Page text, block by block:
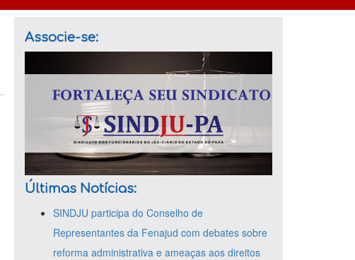
Associe-se:
Últimas Notícias:
SINDJU participa do Conselho de
Representantes da Fenajud com debates sobre
reforma administrativa e ameaças aos direitos